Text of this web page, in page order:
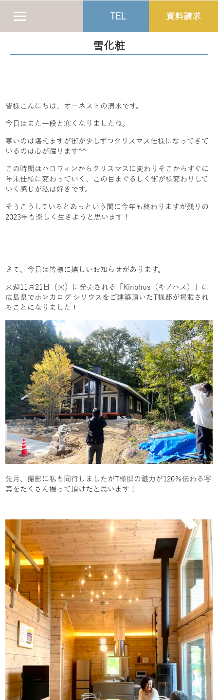
TEL 資料請求
雪化粧
皆様こんにちは、オーネストの清水です。
今日はまた一段と寒くなりましたね。
寒いのは堪えますが街が少しずつクリスマス仕様になってきて
いるのは心が躍ります^^
この時期はハロウィンからクリスマスに変わりそこからすぐに
年末仕様に変わっていく、この目まぐるしく街が様変わりして
いく感じが私は好きです。
そうこうしているとあっという間に今年も終わりますが残りの
2023年も楽しく生きようと思います！
さて、今日は皆様に嬉しいお知らせがあります。
来週11月21日（火）に発売される「 Kinohus（キノハス）
」に
広島県でホンカログ シリウスをご建築頂いたT様邸が掲載され
ることになりました！
先月、撮影に私も同行しましたがT様邸の魅力が120％伝わる写
真をたくさん撮って頂けたと思います！